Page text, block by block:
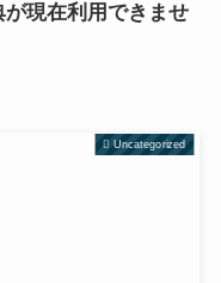
現在利用できませ
Uncategorized